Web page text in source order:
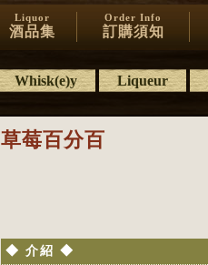
Liquor
酒品集
Order Info
訂購須知
Whisk(e)y Liqueur
草莓百分百
◆ 介紹 ◆